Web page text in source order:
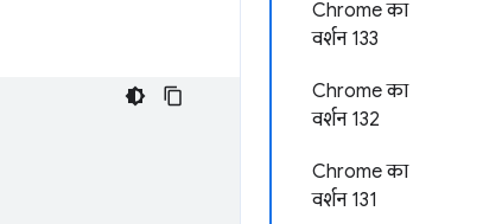
Chrome का
वर्शन 133
Chrome का
वर्शन 132
Chrome का
वर्शन 131